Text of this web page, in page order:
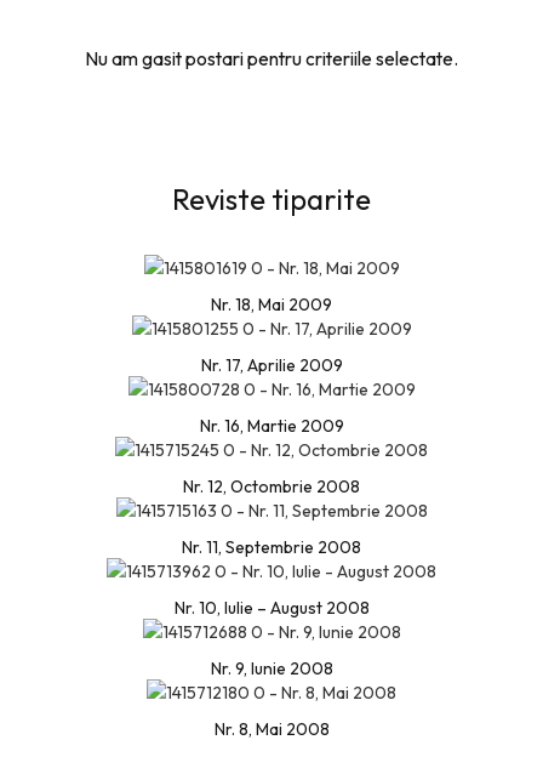
Nu am gasit postari pentru criteriile selectate.
Reviste tiparite
Nr. 18, Mai 2009
Nr. 17, Aprilie 2009
Nr. 16, Martie 2009
Nr. 12, Octombrie 2008
Nr. 11, Septembrie 2008
Nr. 10, Iulie – August 2008
Nr. 9, Iunie 2008
Nr. 8, Mai 2008